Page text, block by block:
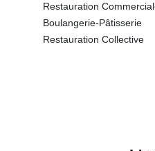
Restauration
Boulangerie-Pâtisserie
Restauration Collective